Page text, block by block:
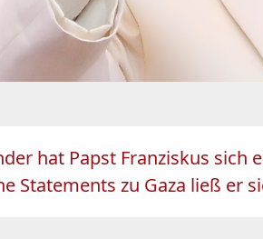
hat Papst Franziskus
Statements zu Gaza ließ er